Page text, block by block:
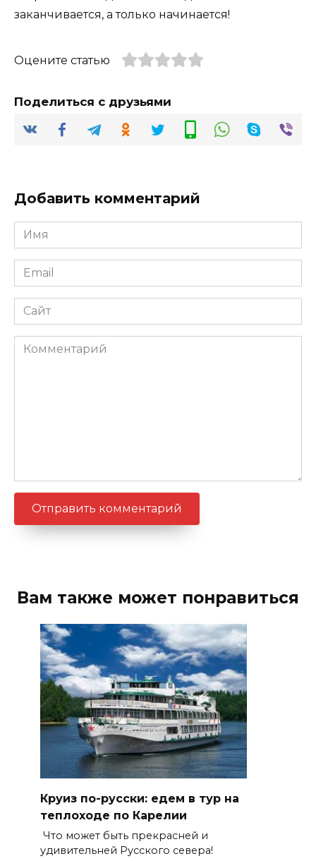
заканчивается, а только начинается!
Оцените статью
Поделиться с друзьями
Добавить комментарий
Имя
*
Email
*
Сайт
Комментарий
Вам также может понравиться
Круиз по-русски: едем в тур на
теплоходе по Карелии
Что может быть прекрасней и
удивительней Русского севера!